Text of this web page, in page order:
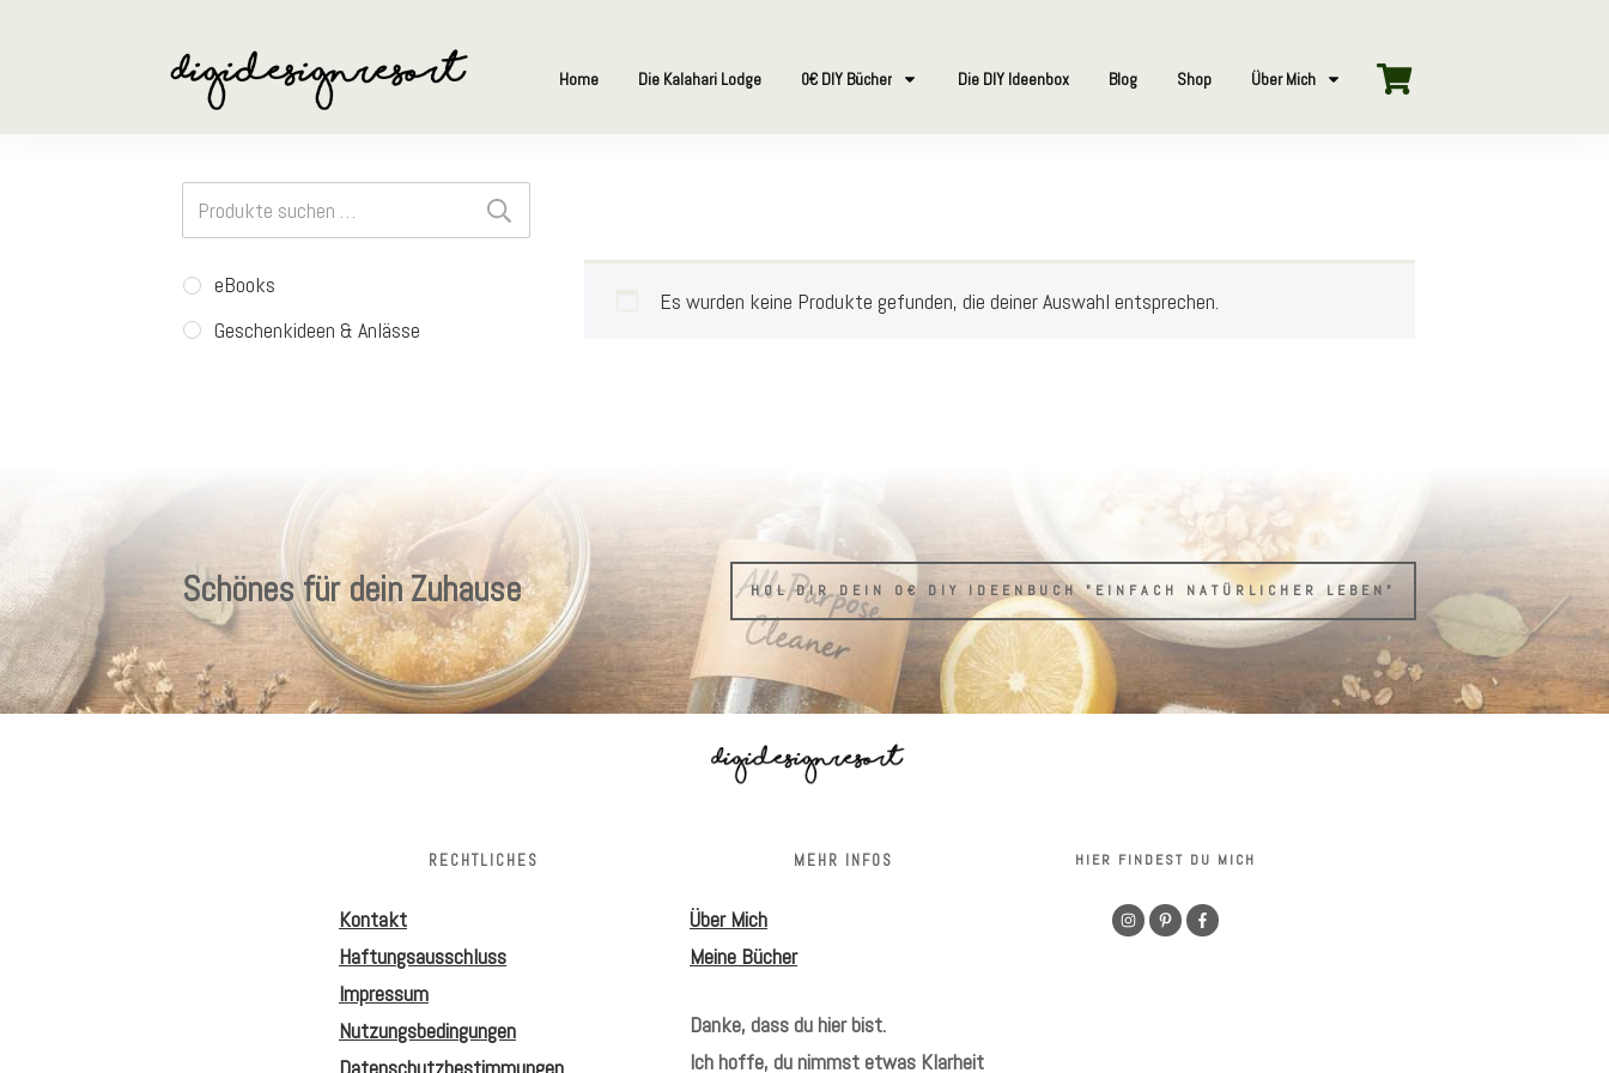
Home Die Kalahari Lodge 0€ DIY Bücher Die DIY Ideenbox Blog Shop Über Mich
Es wurden keine Produkte gefunden, die deiner Auswahl entsprechen.
Suchen
nach:
eBooks
Geschenkideen & Anlässe
Schönes für dein Zuhause HOL DIR DEIN 0€ DIY IDEENBUCH "EINFACH NATÜRLICHER LEBEN"
RECHTLICHES
Kontakt
Haftungsausschluss
Impressum
Nutzungsbedingungen
MEHR INFOS
Über Mich
Meine Bücher
Danke, dass du hier bist.
Ich hoffe, du nimmst etwas Klarheit
HIER FINDEST DU MICH